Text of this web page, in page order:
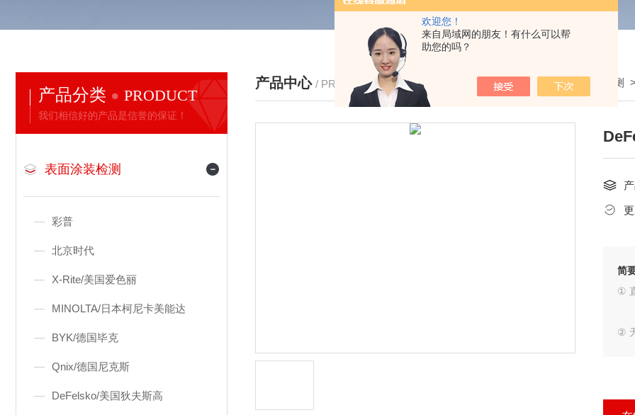
欢迎您！
来自局域网的朋友！有什么可以帮
助您的吗？
产品分类 PRODUCT
我们相信好的产品是信誉的保证！
表面涂装检测
彩普
北京时代
X-Rite/美国爱色丽
MINOLTA/日本柯尼卡美能达
BYK/德国毕克
Qnix/德国尼克斯
DeFelsko/美国狄夫斯高
产品中心 / PRODUCTS 我的位置： >产品中心 >表面涂装检测
简
①
②